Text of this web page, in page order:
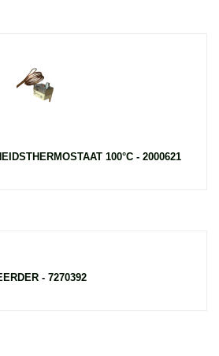
100°C - 2000621
- 7270392